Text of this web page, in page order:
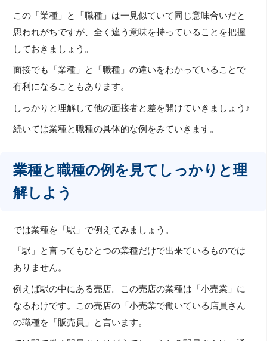
この「業種」と「職種」は一見似ていて同じ意味合いだと
思われがちですが、全く違う意味を持っていることを把握
しておきましょう。
面接でも「業種」と「職種」の違いをわかっていることで
有利になることもあります。
しっかりと理解して他の面接者と差を開けていきましょう♪
続いては業種と職種の具体的な例をみていきます。
業種と職種の例を見てしっかりと理
解しよう
では業種を「駅」で例えてみましょう。
「駅」と言ってもひとつの業種だけで出来ているものでは
ありません。
例えば駅の中にある売店。この売店の業種は「小売業」に
なるわけです。この売店の「小売業で働いている店員さん
の職種を「販売員」と言います。